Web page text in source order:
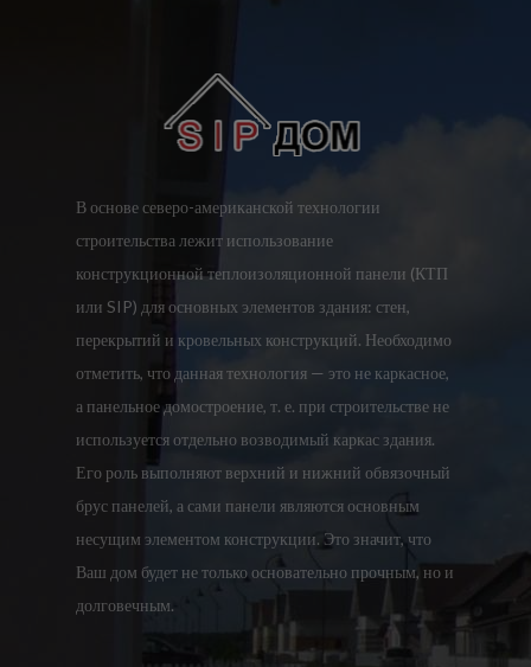
В основе северо-американской технологии
строительства лежит использование
конструкционной теплоизоляционной панели (КТП
или SIP) для основных элементов здания: стен,
перекрытий и кровельных конструкций. Необходимо
отметить, что данная технология — это не каркасное,
а панельное домостроение, т. е. при строительстве не
используется отдельно возводимый каркас здания.
Его роль выполняют верхний и нижний обвязочный
брус панелей, а сами панели являются основным
несущим элементом конструкции. Это значит, что
Ваш дом будет не только основательно прочным, но и
долговечным.